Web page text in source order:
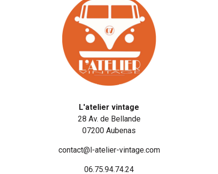
L'atelier vintage
28 Av. de Bellande
07200 Aubenas
contact@l-atelier-vintage.com
06.75.94.74.24